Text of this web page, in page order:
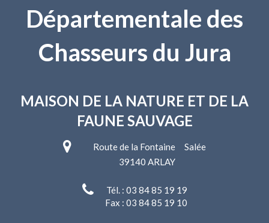
Départementale des
Chasseurs du Jura
MAISON DE LA NATURE ET DE LA
FAUNE SAUVAGE
Route de la Fontaine Salée
39140 ARLAY
Tél. : 03 84 85 19 19
Fax : 03 84 85 19 10